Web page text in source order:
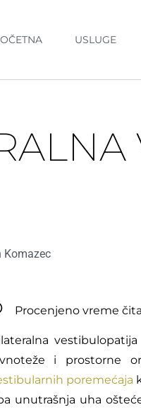
USLUGE
Komazec
Procenjeno vreme
i prostorne
poremećaja
unutrašnja uha